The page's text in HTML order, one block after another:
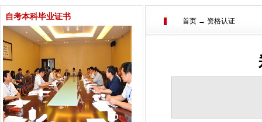
自考本科毕业证书 首页 → 资格认证